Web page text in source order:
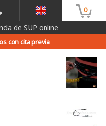
0
de SUP online
con cita previa